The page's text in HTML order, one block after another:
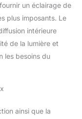
et
au design
côtés,
à vos
la
grâce au
interne
un éclairage de
plus imposants. Le
intérieure
de la lumière et
les besoins du
ainsi que la